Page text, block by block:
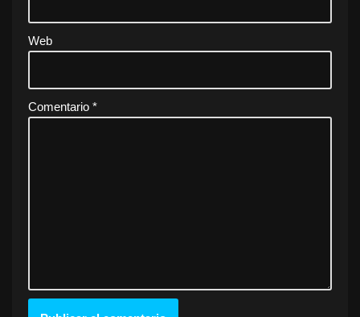
Web
Comentario *